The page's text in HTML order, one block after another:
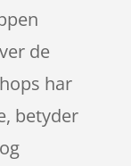
de
har
betyder